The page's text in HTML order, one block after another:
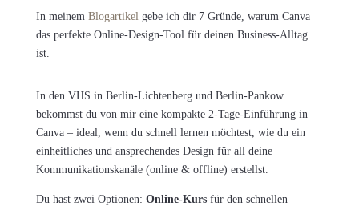
In meinem Blogartikel gebe ich dir 7 Gründe, warum Canva
das perfekte Online-Design-Tool für deinen Business-Alltag
ist.
In den VHS in Berlin-Lichtenberg und Berlin-Pankow
bekommst du von mir eine kompakte 2-Tage-Einführung in
Canva – ideal, wenn du schnell lernen möchtest, wie du ein
einheitliches und ansprechendes Design für all deine
Kommunikationskanäle (online & offline) erstellst.
Du hast zwei Optionen: Online-Kursfür den schnellen